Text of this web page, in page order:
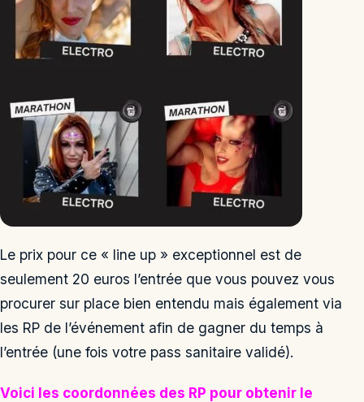
Le prix pour ce « line up » exceptionnel est de
seulement 20 euros l’entrée que vous pouvez vous
procurer sur place bien entendu mais également via
les RP de l’événement afin de gagner du temps à
l’entrée (une fois votre pass sanitaire validé).
Voici les coordonnées des RP pour obtenir le